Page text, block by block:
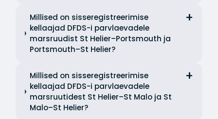
Millised on sisseregistreerimise
kellaajad DFDS-i parvlaevadele
marsruudist St Helier–Portsmouth ja
Portsmouth–St Helier?
Millised on sisseregistreerimise
kellaajad DFDS-i parvlaevadele
marsruutidest St Helier–St Malo ja St
Malo–St Helier?